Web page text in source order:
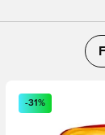
dig som
Öppnar en
-31%